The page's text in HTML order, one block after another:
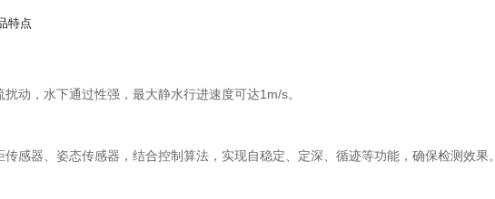
特点
动，水下通过性强，最大静水行进速度可达1m/s。
感器、姿态传感器，结合控制算法，实现自稳定、定深、循迹等功能，确保检测效果。